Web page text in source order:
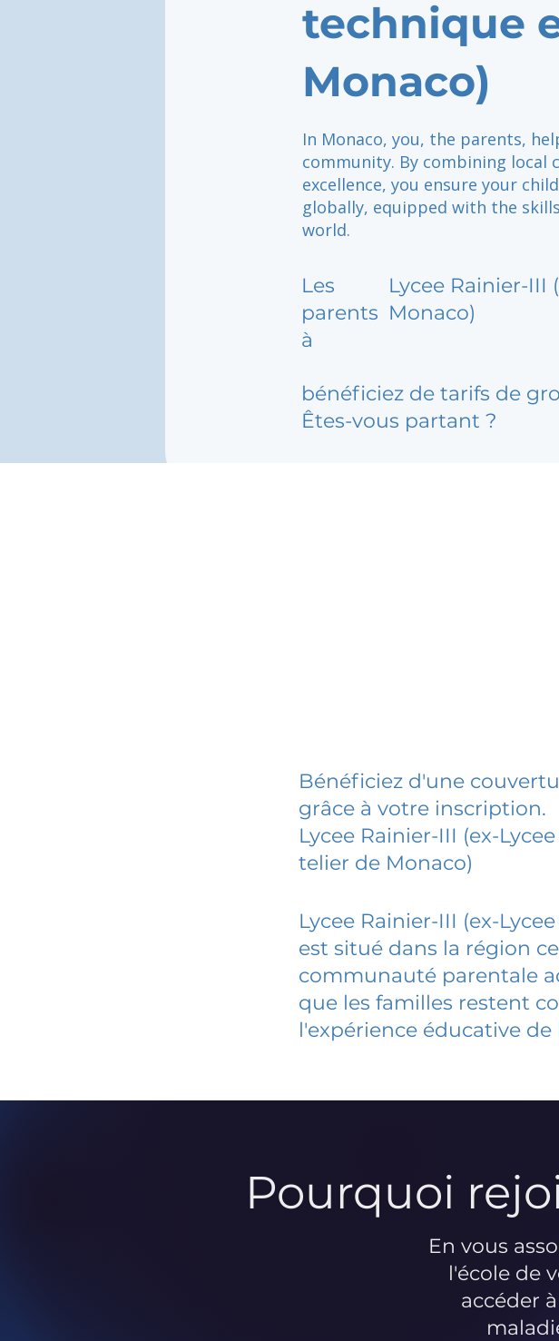
technique
Monaco)
In Monaco, you, the parents,
community. By combining local
excellence, you ensure your
globally, equipped with the
world.
Les
parents
à
Lycee Rainier-III
Monaco)
bénéficiez de tarifs de
Êtes-vous partant ?
Bénéficiez d'une
grâce à votre inscription.
Lycee Rainier-III (ex-
telier de Monaco)
Lycee Rainier-III (ex-
est situé dans la région
communauté parentale
que les familles restent
l'expérience éducative
Pourquoi
En vous
l'école de
accéder